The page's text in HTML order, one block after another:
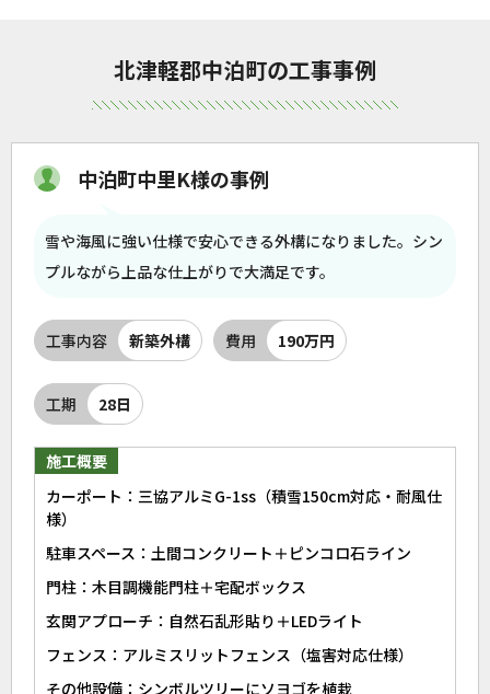
北津軽郡中泊町の工事事例
中泊町中里K様の事例
雪や海風に強い仕様で安心できる外構になりました。シン
プルながら上品な仕上がりで大満足です。
工事内容 新築外構 費用 190万円
工期 28日
施工概要
カーポート：三協アルミG-1ss（積雪150cm対応・耐風仕
様）
駐車スペース：土間コンクリート＋ピンコロ石ライン
門柱：木目調機能門柱＋宅配ボックス
玄関アプローチ：自然石乱形貼り＋LEDライト
フェンス：アルミスリットフェンス（塩害対応仕様）
その他設備：シンボルツリーにソヨゴを植栽